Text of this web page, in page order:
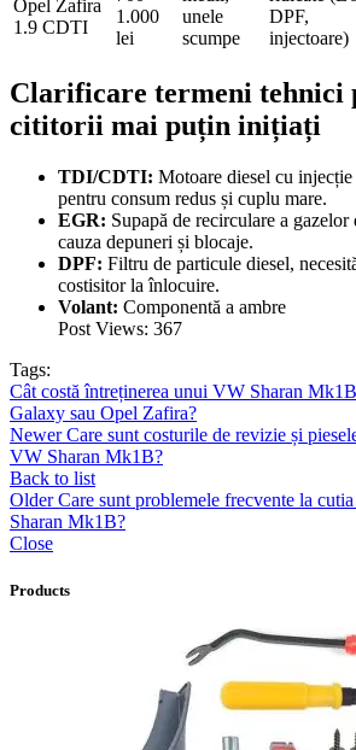
Opel Zafira
1.9 CDTI
1.000
lei
unele
scumpe
DPF,
injectoare)
Clarificare termeni tehnici
cititorii mai puțin inițiați
TDI/CDTI: Motoare diesel cu
pentru consum redus și cuplu mare.
EGR: Supapă de recirculare a gazelor
cauza depuneri și blocaje.
DPF: Filtru de particule diesel,
costisitor la înlocuire.
Volant: Componentă a ambre
Post Views: 367
Tags:
Cât costă întreținerea unui VW Sharan
Galaxy sau Opel Zafira?
Newer Care sunt costurile de revizie și
VW Sharan Mk1B?
Back to list
Older Care sunt problemele frecvente la
Sharan Mk1B?
Close
Products